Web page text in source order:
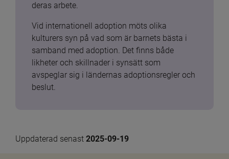
deras arbete.
Vid internationell adoption möts olika
kulturers syn på vad som är barnets bästa i
samband med adoption. Det finns både
likheter och skillnader i synsätt som
avspeglar sig i ländernas adoptionsregler och
beslut.
Uppdaterad senast 2025-09-19